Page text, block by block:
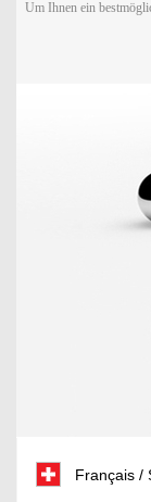
Um Ihnen ein
Français /